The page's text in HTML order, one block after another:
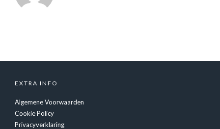
EXTRA INFO
Algemene Voorwaarden
Cookie Policy
Privacyverklaring